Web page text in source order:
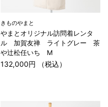
きものやまと
やまとオリジナル訪問着レンタ
ル 加賀友禅 ライトグレー 茶
や辻松任いち M
132,000円 （税込）